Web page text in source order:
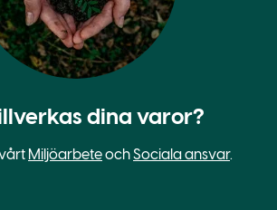
dina varor?
MiljöarbeteochSociala ansvar.